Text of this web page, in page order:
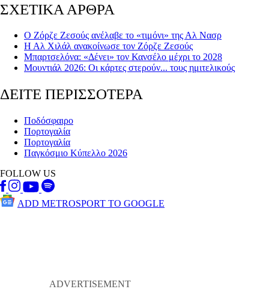
ΣΧΕΤΙΚΑ ΑΡΘΡΑ
Ο Ζόρζε Ζεσούς ανέλαβε το «τιμόνι» της Αλ Νασρ
Η Αλ Χιλάλ ανακοίνωσε τον Ζόρζε Ζεσούς
Μπαρτσελόνα: «Δένει» τον Κανσέλο μέχρι το 2028
Μουντιάλ 2026: Οι κάρτες στερούν... τους ημιτελικούς
ΔΕΙΤΕ ΠΕΡΙΣΣΟΤΕΡΑ
Ποδόσφαιρο
Πορτογαλία
Πορτογαλία
Παγκόσμιο Κύπελλο 2026
FOLLOW US
ADD METROSPORT TO GOOGLE